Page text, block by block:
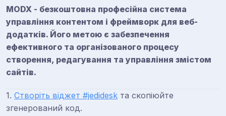
MODX - безкоштовна професійна система
управління контентом і фреймворк для веб-
додатків. Його метою є забезпечення
ефективного та організованого процесу
створення, редагування та управління змістом
сайтів.
1. ​ Створіть віджет #jedidesk та скопіюйте
згенерований код.